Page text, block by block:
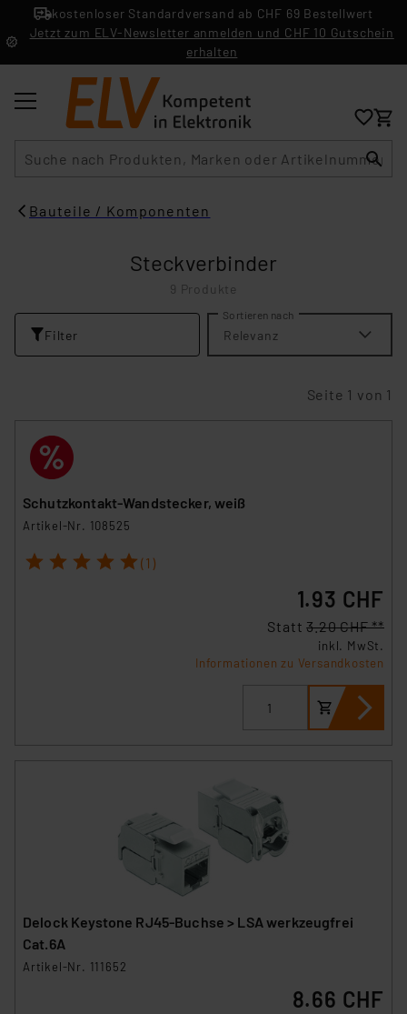
kostenloser Standardversand ab CHF 69 Bestellwert
Jetzt zum ELV-Newsletter anmelden und CHF 10 Gutschein
erhalten
Bauteile / Komponenten
Steckverbinder
9 Produkte
Filter
Sortieren nach
Relevanz
Seite 1 von 1
Schutzkontakt-Wandstecker, weiß
Artikel-Nr. 108525
1 2 3 4 5 (1)
1.93 CHF
Statt3.20 CHF **
inkl. MwSt.
Informationen zu Versandkosten
Delock Keystone RJ45-Buchse > LSA werkzeugfrei
Cat.6A
Artikel-Nr. 111652
8.66 CHF